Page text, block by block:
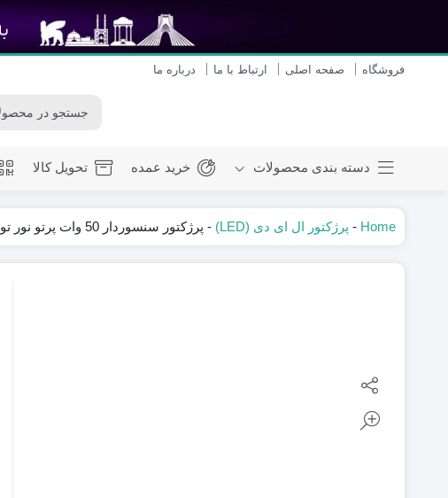
فروشگاه صفحه اصلی ارتباط با ما درباره ما
دسته بندی محصولات خرید عمده تحویل کالا
Home
- پرژکتور ال ای دی (LED) - پرژکتور سنسوردار 50 وات پرتو نور توس مدل هانیس